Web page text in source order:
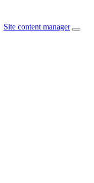
Site content manager